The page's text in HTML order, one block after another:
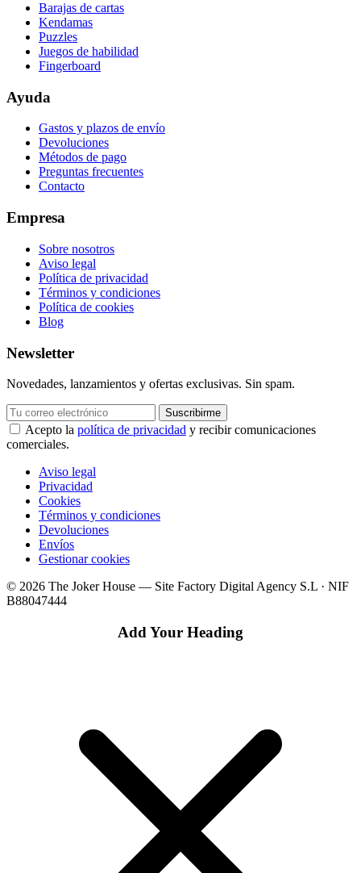
Barajas de cartas
Kendamas
Puzzles
Juegos de habilidad
Fingerboard
Ayuda
Gastos y plazos de envío
Devoluciones
Métodos de pago
Preguntas frecuentes
Contacto
Empresa
Sobre nosotros
Aviso legal
Política de privacidad
Términos y condiciones
Política de cookies
Blog
Newsletter
Novedades, lanzamientos y ofertas exclusivas. Sin spam.
Suscribirme
Acepto la política de privacidad y recibir comunicaciones
comerciales.
Aviso legal
Privacidad
Cookies
Términos y condiciones
Devoluciones
Envíos
Gestionar cookies
© 2026 The Joker House — Site Factory Digital Agency S.L · NIF
B88047444
Add Your Heading